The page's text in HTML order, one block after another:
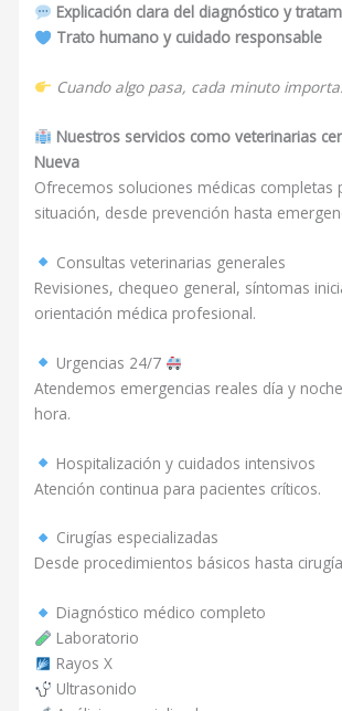
Explicación clara del diagnóstico y
Trato humano y cuidado responsable
Cuando algo pasa, cada minuto importa.
Nuestros servicios como veterinarias
Nueva
Ofrecemos soluciones médicas completas
situación, desde prevención hasta
Consultas veterinarias generales
Revisiones, chequeo general, síntomas
orientación médica profesional.
Urgencias 24/7
Atendemos emergencias reales día y
hora.
Hospitalización y cuidados intensivos
Atención continua para pacientes críticos.
Cirugías especializadas
Desde procedimientos básicos hasta
Diagnóstico médico completo
Laboratorio
Rayos X
Ultrasonido